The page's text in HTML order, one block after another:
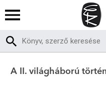
A II. világháború